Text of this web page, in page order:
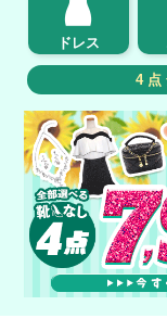
ドレス
4点